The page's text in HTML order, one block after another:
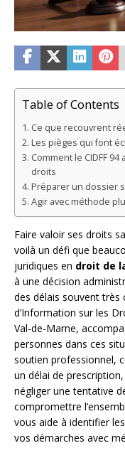
Table of Contents
Ce que recouvrent
Les pièges qui font
Comment le CIDFF
droits
Préparer un dossier
Agir avec méthode
Faire valoir ses droits
voilà un défi que
juridiques en droit de
à une décision
des délais souvent très
d’Information sur les
Val-de-Marne,
personnes dans ces
soutien professionnel,
un délai de
négliger une tentative
compromettre
vous aide à identifier
vos démarches avec